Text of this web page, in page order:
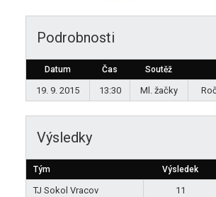
Podrobnosti
Datum Čas Soutěž
19. 9. 2015 13:30 Ml. žačky
Výsledky
Tým Výsledek
TJ Sokol Vracov 11